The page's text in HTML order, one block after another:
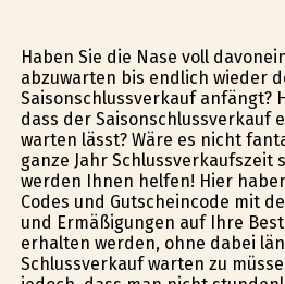
Haben Sie die Nase voll
abzuwarten bis endlich wieder
Saisonschlussverkauf anfängt?
dass der Saisonschlussverkauf
warten lässt? Wäre es nicht
ganze Jahr Schlussverkaufszeit
werden Ihnen helfen! Hier
Codes und Gutscheincode mit
und Ermäßigungen auf Ihre
erhalten werden, ohne dabei
Schlussverkauf warten zu